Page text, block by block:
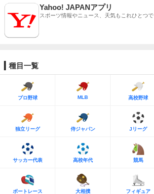
Yahoo! JAPANアプリ
スポーツ情報やニュース、天気もこれひとつで
種目一覧
プロ野球 MLB 高校野球
独立リーグ 侍ジャパン Jリーグ
サッカー代表 高校年代 競馬
ボートレース 大相撲 フィギュア